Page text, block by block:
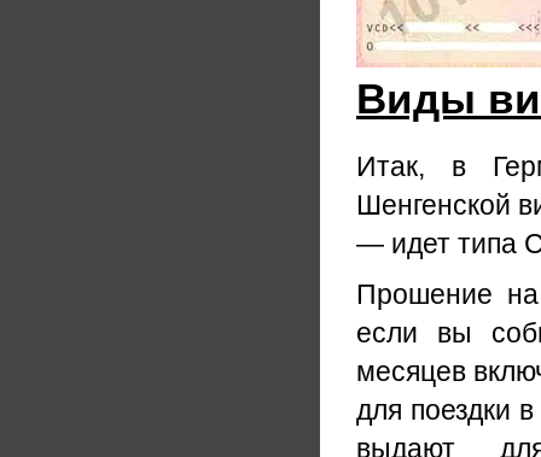
Виды
Итак, в
Шенгенской
— идет типа
Прошение на
если вы
месяцев
для поездки
выдают